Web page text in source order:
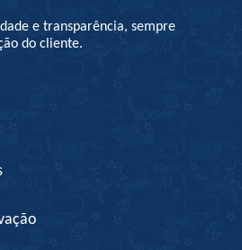
e transparência, sempre
do cliente.